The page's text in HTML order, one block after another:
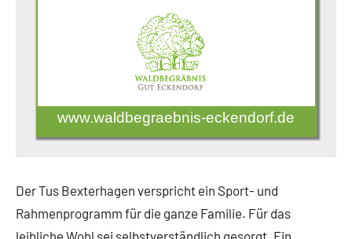
www.waldbegraebnis-eckendorf.de
Der Tus Bexterhagen verspricht ein Sport- und
Rahmenprogramm für die ganze Familie. Für das